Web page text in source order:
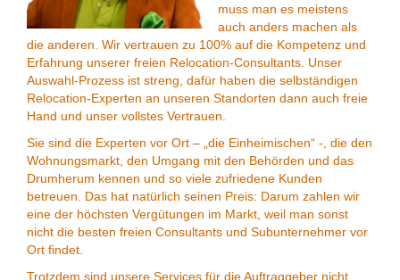
muss man es meistens
auch anders machen als
die anderen. Wir vertrauen zu 100% auf die Kompetenz und
Erfahrung unserer freien Relocation-Consultants. Unser
Auswahl-Prozess ist streng, dafür haben die selbständigen
Relocation-Experten an unseren Standorten dann auch freie
Hand und unser vollstes Vertrauen.
Sie sind die Experten vor Ort – „die Einheimischen“ -, die den
Wohnungsmarkt, den Umgang mit den Behörden und das
Drumherum kennen und so viele zufriedene Kunden
betreuen. Das hat natürlich seinen Preis: Darum zahlen wir
eine der höchsten Vergütungen im Markt, weil man sonst
nicht die besten freien Consultants und Subunternehmer vor
Ort findet.
Trotzdem sind unsere Services für die Auftraggeber nicht